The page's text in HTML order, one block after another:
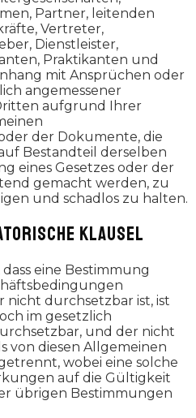
Partner, leitenden
Vertreter,
Dienstleister,
Praktikanten und
mit Ansprüchen oder
angemessener
aufgrund Ihrer
der Dokumente, die
Bestandteil derselben
eines Gesetzes oder der
gemacht werden, zu
und schadlos zu halten.
KLAUSEL
eine Bestimmung
nicht durchsetzbar ist, ist
im gesetzlich
und der nicht
von diesen Allgemeinen
wobei eine solche
auf die Gültigkeit
übrigen Bestimmungen